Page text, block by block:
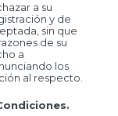
a su
y de
sin que
de su
a
los
al respecto.